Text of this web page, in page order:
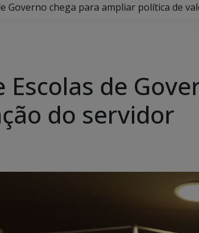
Governo chega para ampliar política de
Escolas de
do servidor